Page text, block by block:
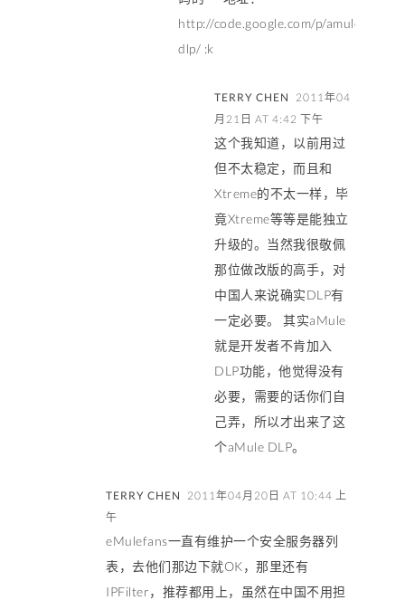
http://code.google.com/p/amule-
dlp/ :k
TERRY CHEN
2011年04
月21日 AT 4:42 下午
这个我知道，以前用过
但不太稳定，而且和
Xtreme的不太一样，毕
竟Xtreme等等是能独立
升级的。当然我很敬佩
那位做改版的高手，对
中国人来说确实DLP有
一定必要。 其实aMule
就是开发者不肯加入
DLP功能，他觉得没有
必要，需要的话你们自
己弄，所以才出来了这
个aMule DLP。
TERRY CHEN
2011年04月20日 AT 10:44 上
午
eMulefans一直有维护一个安全服务器列
表，去他们那边下就OK，那里还有
IPFilter，推荐都用上，虽然在中国不用担